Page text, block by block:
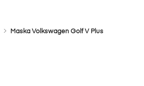
Maska Volkswagen Golf V Plus